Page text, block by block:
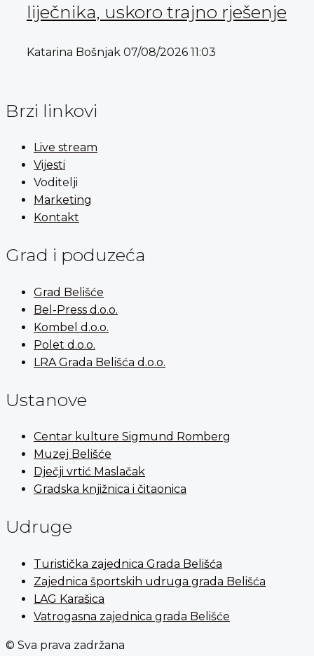
liječnika, uskoro trajno rješenje
Katarina Bošnjak 07/08/2026 11:03
Brzi linkovi
Live stream
Vijesti
Voditelji
Marketing
Kontakt
Grad i poduzeća
Grad Belišće
Bel-Press d.o.o.
Kombel d.o.o.
Polet d.o.o.
LRA Grada Belišća d.o.o.
Ustanove
Centar kulture Sigmund Romberg
Muzej Belišće
Dječji vrtić Maslačak
Gradska knjižnica i čitaonica
Udruge
Turistička zajednica Grada Belišća
Zajednica športskih udruga grada Belišća
LAG Karašica
Vatrogasna zajednica grada Belišće
© Sva prava zadržana